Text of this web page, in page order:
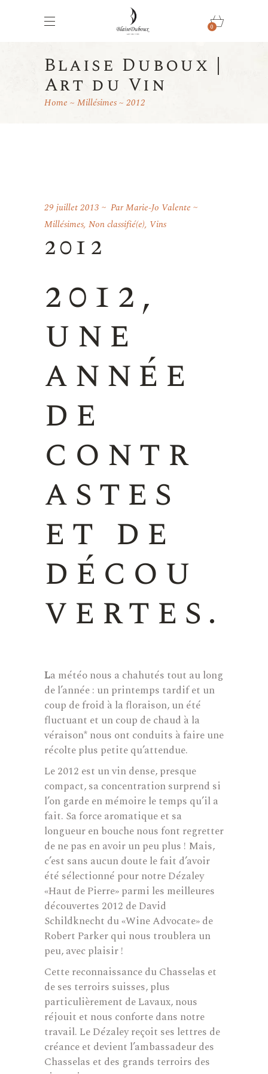
0
Blaise Duboux |
Art du Vin
Home Millésimes 2012
29 juillet 2013 ParMarie-Jo Valente
Millésimes, Non classifié(e), Vins
2012
2012,
une
année
de
contr
astes
et de
décou
vertes.
La météo nous a chahutés tout au long
de l’année : un printemps tardif et un
coup de froid à la floraison, un été
fluctuant et un coup de chaud à la
véraison* nous ont conduits à faire une
récolte plus petite qu’attendue.
Le 2012 est un vin dense, presque
compact, sa concentration surprend si
l’on garde en mémoire le temps qu’il a
fait. Sa force aromatique et sa
longueur en bouche nous font regretter
de ne pas en avoir un peu plus ! Mais,
c’est sans aucun doute le fait d’avoir
été sélectionné pour notre Dézaley
«Haut de Pierre» parmi les meilleures
découvertes 2012 de David
Schildknecht du «Wine Advocate» de
Robert Parker qui nous troublera un
peu, avec plaisir !
Cette reconnaissance du Chasselas et
de ses terroirs suisses, plus
particulièrement de Lavaux, nous
réjouit et nous conforte dans notre
travail. Le Dézaley reçoit ses lettres de
créance et devient l’ambassadeur des
Chasselas et des grands terroirs des